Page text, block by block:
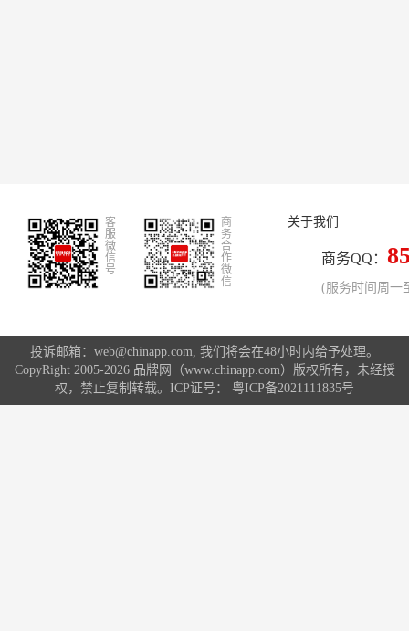
客
服
微
信
号
商
务
合
作
微
信
关于我们
商务QQ：
(服务时间周一
投诉邮箱：web@chinapp.com, 我们将会在48小时内给予处理。
CopyRight 2005-2026 品牌网（www.chinapp.com）版权所有，未经授
权，禁止复制转载。ICP证号： 粤ICP备2021111835号